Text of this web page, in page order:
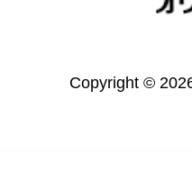
Copyright ©